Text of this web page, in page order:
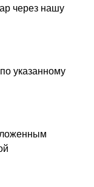
через нашу
указанному